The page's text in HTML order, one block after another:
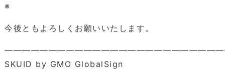
※
今後ともよろしくお願いいたします。
SKUID by GMO GlobalSign